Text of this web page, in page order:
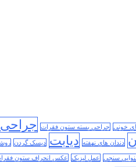
خونی جراحی بسته ستون فقرات جراحی
دندان های نهفته دیابت دیسک گردن
سنجی عمل لیزیک عکس انحراف ستون